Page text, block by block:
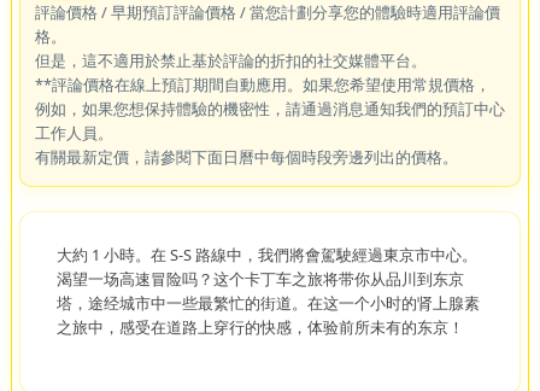
評論價格 / 早期預訂評論價格 / 當您計劃分享您的體驗時適用評論價
格。
但是，這不適用於禁止基於評論的折扣的社交媒體平台。
**評論價格在線上預訂期間自動應用。如果您希望使用常規價格，
例如，如果您想保持體驗的機密性，請通過消息通知我們的預訂中心
工作人員。
有關最新定價，請參閱下面日曆中每個時段旁邊列出的價格。
大約 1 小時。在 S-S 路線中，我們將會駕駛經過東京市中心。
渴望一场高速冒险吗？这个卡丁车之旅将带你从品川到东京
塔，途经城市中一些最繁忙的街道。在这一个小时的肾上腺素
之旅中，感受在道路上穿行的快感，体验前所未有的东京！